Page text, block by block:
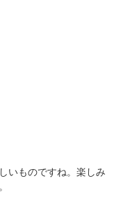
いものですね。楽しみ